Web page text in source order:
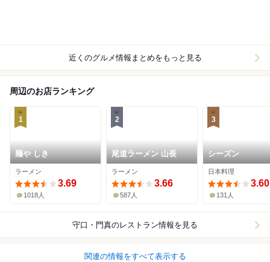
近くのグルメ情報まとめをもっと見る
周辺のお店ランキング
1
麺や しき
ラーメン
3.69
1018人
2
尾道ラーメン 山長
ラーメン
3.66
587人
3
シーズン
日本料理
3.60
131人
守口・門真のレストラン情報を見る
関連の情報をすべて表示する